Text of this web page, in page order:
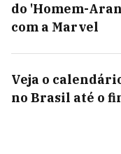
do 'Homem-
com a Marvel
Veja o
no Brasil até o